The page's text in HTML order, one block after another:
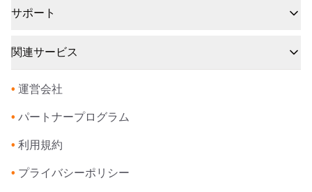
サポート
関連サービス
• 運営会社
• パートナープログラム
• 利用規約
• プライバシーポリシー